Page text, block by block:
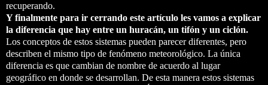
recuperando.
Y finalmente para ir cerrando este artículo les vamos a explicar
la diferencia que hay entre un huracán, un tifón y un ciclón.
Los conceptos de estos sistemas pueden parecer diferentes, pero
describen el mismo tipo de fenómeno meteorológico. La única
diferencia es que cambian de nombre de acuerdo al lugar
geográfico en donde se desarrollan. De esta manera estos sistemas